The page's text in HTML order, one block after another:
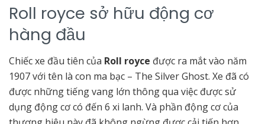
Roll royce sở hữu động cơ
hàng đầu
Chiếc xe đầu tiên của Roll royce được ra mắt vào năm
1907 với tên là con ma bạc – The Silver Ghost. Xe đã có
được những tiếng vang lớn thông qua việc được sử
dụng động cơ có đến 6 xi lanh. Và phần động cơ của